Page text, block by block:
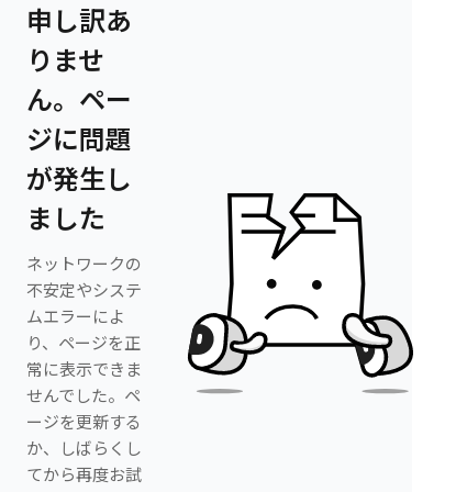
申し訳あ
りませ
ん。ペー
ジに問題
が発生し
ました
ネットワークの
不安定やシステ
ムエラーによ
り、ページを正
常に表示できま
せんでした。ペ
ージを更新する
か、しばらくし
てから再度お試